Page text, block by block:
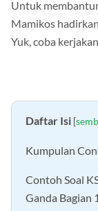
Untuk
Mamikos
Yuk, coba
Daftar Isi [
Kumpulan
Contoh Soal
Ganda Bagian 1